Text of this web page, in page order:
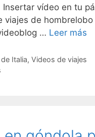
Insertar vídeo en tu
viajes de
… Leer más
Italia, Videos de viajes